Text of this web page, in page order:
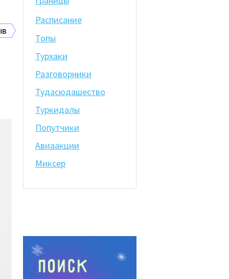
Расписание
Топы
Турхаки
Разговорники
Тудасюдашество
Туркидалы
Попутчики
Авиаакции
Миксер